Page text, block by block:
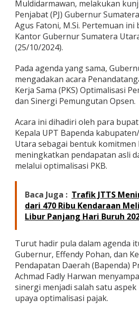
g
P
e
n
a
t
a
g
n
a
n
K
S
i
m
a
i
s
a
s
i
P
e
m
Muldidarmawan, melakukan
Penjabat (PJ) Gubernur
Agus Fatoni, M.Si. Pertemuan
Kantor Gubernur Sumatera
(25/10/2024).
Pada agenda yang sama,
mengadakan acara
Kerja Sama (PKS) Optimalisasi
dan Sinergi Pemungutan Opsen.
Acara ini dihadiri oleh para
Kepala UPT Bapenda
Utara sebagai bentuk komitmen
meningkatkan pendapatan asli
melalui optimalisasi PKB.
Baca Juga : Trafik JTTS
dari 470 Ribu Kendaraan
Libur Panjang Hari Buruh
Turut hadir pula dalam agenda
Gubernur, Effendy Pohan, dan
Pendapatan Daerah (Bapenda)
Achmad Fadly Harwan
sinergi menjadi salah satu
upaya optimalisasi pajak.